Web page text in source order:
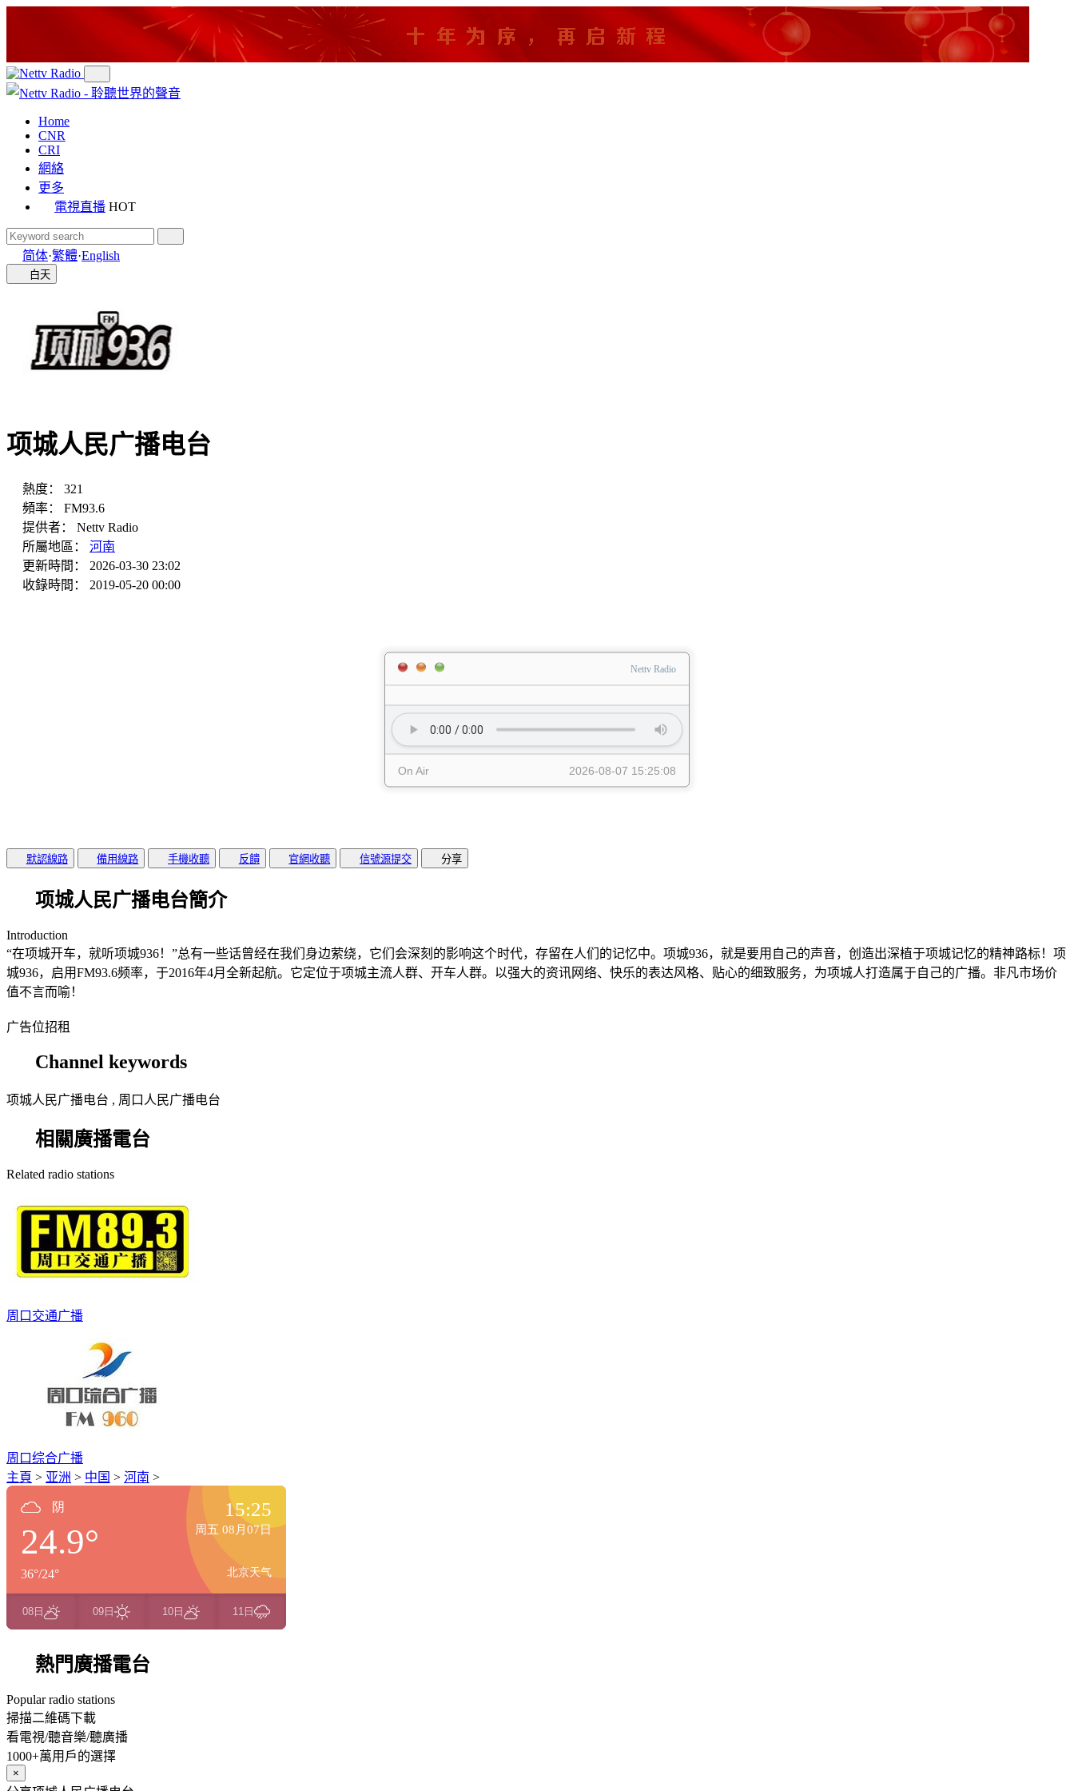
Home
CNR
CRI
網絡
更多
電視直播 HOT
简体·繁體·English
白天
项城人民广播电台
熱度：
321
頻率：
FM93.6
提供者：
Nettv Radio
所屬地區：
河南
更新時間：
2026-03-30 23:02
收錄時間：
2019-05-20 00:00
默認線路 備用線路 手機收聽 反饋 官網收聽 信號源提交 分享
项城人民广播电台簡介
Introduction
“在项城开车，就听项城936！”总有一些话曾经在我们身边萦绕，它们会深刻的影响这个时代，存留在人们的记忆中。项城936，就是要用自己的声音，创造出深植于项城记忆的精神路标！项
城936，启用FM93.6频率，于2016年4月全新起航。它定位于项城主流人群、开车人群。以强大的资讯网络、快乐的表达风格、贴心的细致服务，为项城人打造属于自己的广播。非凡市场价
值不言而喻！
广告位招租
Channel keywords
项城人民广播电台 , 周口人民广播电台
相關廣播電台
Related radio stations
周口交通广播
周口综合广播
主頁 > 亚洲 > 中国 > 河南 >
熱門廣播電台
Popular radio stations
掃描二維碼下載
看電視/聽音樂/聽廣播
1000+萬用戶的選擇
×